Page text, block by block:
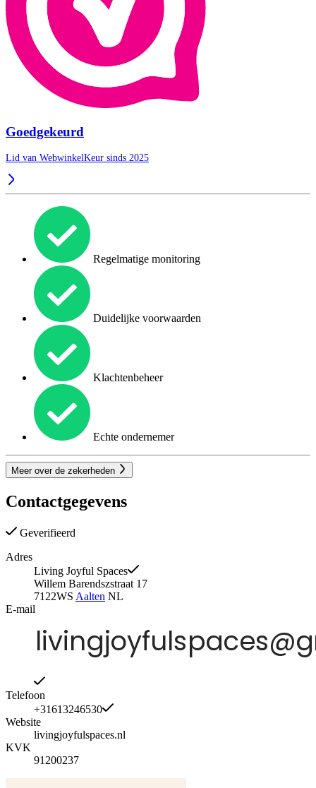
Goedgekeurd
Lid van WebwinkelKeur sinds 2025
Regelmatige monitoring
Duidelijke voorwaarden
Klachtenbeheer
Echte ondernemer
Meer over de zekerheden
Contactgegevens
Geverifieerd
Adres
Living Joyful Spaces
Willem Barendszstraat 17
7122WS Aalten NL
E-mail
Telefoon
+31613246530
Website
livingjoyfulspaces.nl
KVK
91200237